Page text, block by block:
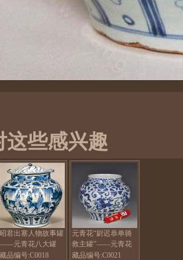
这些感兴趣
昭君出塞人物故事罐
——元青花八大罐
藏品编号:C0018
元青花“尉迟恭单骑
救主罐”——元青花
八大罐
藏品编号:C0021